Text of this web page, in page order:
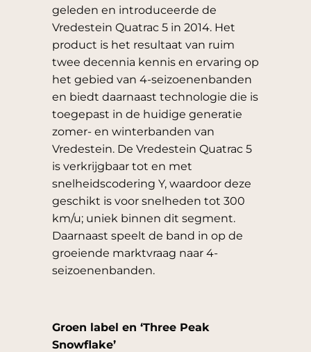
geleden en introduceerde de
Vredestein Quatrac 5 in 2014. Het
product is het resultaat van ruim
twee decennia kennis en ervaring op
het gebied van 4-seizoenenbanden
en biedt daarnaast technologie die is
toegepast in de huidige generatie
zomer- en winterbanden van
Vredestein. De Vredestein Quatrac 5
is verkrijgbaar tot en met
snelheidscodering Y, waardoor deze
geschikt is voor snelheden tot 300
km/u; uniek binnen dit segment.
Daarnaast speelt de band in op de
groeiende marktvraag naar 4-
seizoenenbanden.
Groen label en ‘Three Peak
Snowflake’